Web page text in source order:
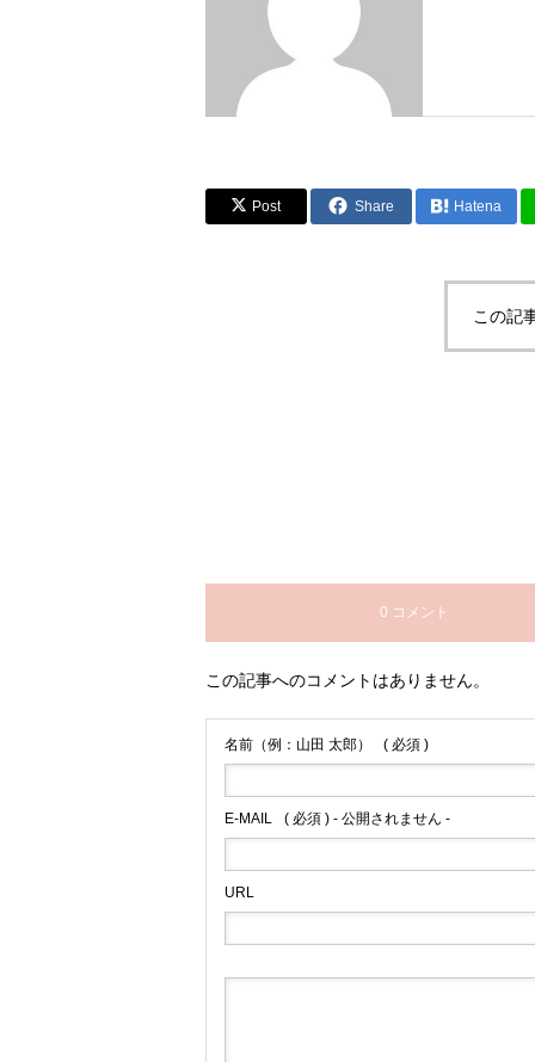
Post Share Hatena
この記
0 コメント
この記事へのコメントはありません。
名前（例：山田 太郎） ( 必須 )
E-MAIL ( 必須 ) - 公開されません -
URL